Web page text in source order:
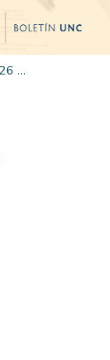
Edición 001/2025 del 26 de mayo de 2025